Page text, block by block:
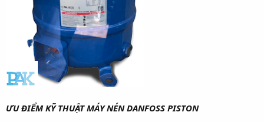
ƯU ĐIỂM KỸ THUẬT MÁY NÉN DANFOSS PISTON